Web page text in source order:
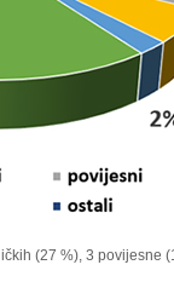
(27 %), 3 povijesne